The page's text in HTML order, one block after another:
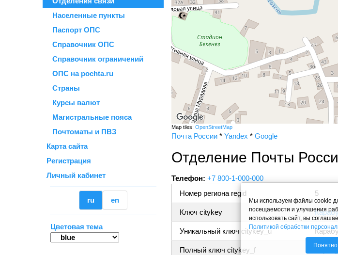
Населенные пункты
Паспорт ОПС
Справочник ОПС
Справочник ограничений
ОПС на pochta.ru
Страны
Курсы валют
Магистральные пояса
Почтоматы и ПВЗ
Карта сайта
Регистрация
Личный кабинет
ru en
Цветовая тема
Map tiles: OpenStreetMap
Почта России * Yandex * Google
Отделение Почты
Телефон: +7 800-1-000-000
Номер региона regid
5
Ключ citykey
Уникальный ключ citykey_u
Полный ключ citykey_f
Мы используем файлы cookie
посещаемости и улучшения
использовать сайт, вы
Политикой обработки
Понятно